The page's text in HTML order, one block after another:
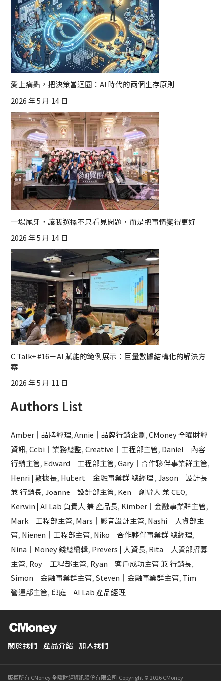
愛上痛點，把決策當迴圈：AI 時代的兩個生存原則
2026 年 5 月 14 日
一場尾牙，讓我選擇不只看見問題，而是把事情變得更好
2026 年 5 月 14 日
C Talk+ #16－AI 賦能的範例展示：巨量數據結構化的解決方
案
2026 年 5 月 11 日
Authors List
Amber｜品牌經理,Annie｜品牌行銷企劃,CMoney 全曜財經
資訊,Cobi｜業務總監,Creative｜工程部主管, Daniel｜內容
行銷主管, Edward｜工程部主管,Gary｜合作夥伴事業群主管,
Henri | 數據長, Hubert｜金融事業群 總經理,Jason｜設計長
兼 行銷長,Joanne｜設計部主管, Ken｜創辦人 兼 CEO,
Kerwin | AI Lab 負責人 兼 產品長, Kimber｜金融事業群主管,
Mark｜工程部主管, Mars｜影音設計主管, Nashi｜人資部主
管, Nienen｜工程部主管, Niko｜合作夥伴事業群 總經理,
Nina｜Money 錢總編輯, Prevers | 人資長, Rita｜人資部招募
主管, Roy｜工程部主管, Ryan｜客戶成功主管 兼 行銷長,
Simon｜金融事業群主管,Steven｜金融事業群主管, Tim｜
營運部主管,邱庭｜AI Lab 產品經理
關於我們 產品介紹 加入我們
版權所有 CMoney 全曜財經資訊股份有限公司 Copyright © 2026 CMoney